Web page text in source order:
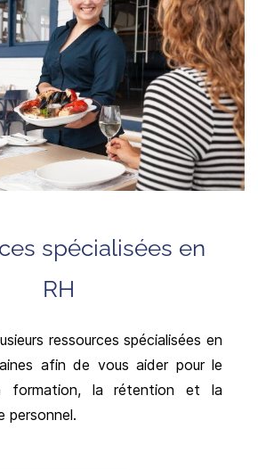
spécialisées en
RH
ressources spécialisées en
afin de vous aider pour le
formation, la rétention et la
personnel.